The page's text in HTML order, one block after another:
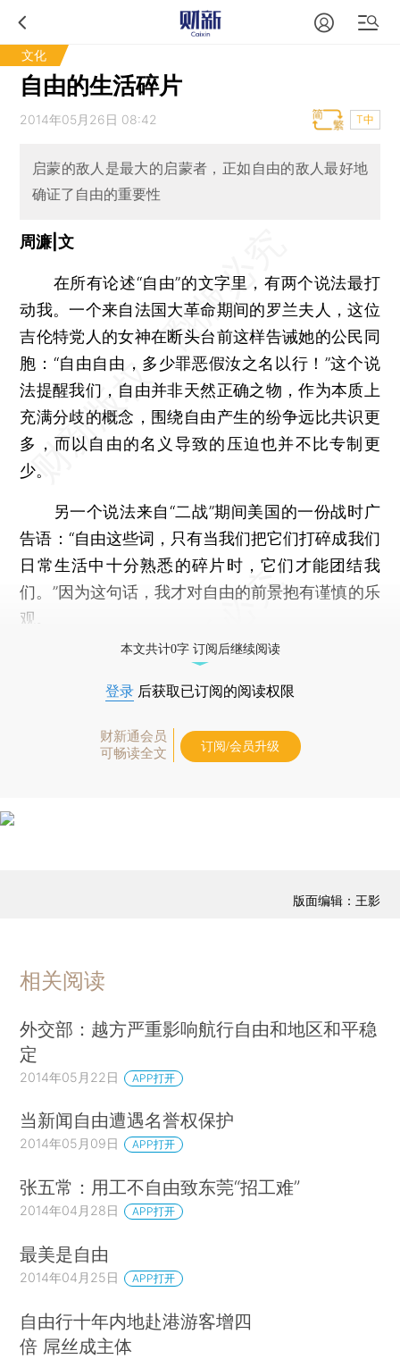
文化
自由的生活碎片
2014年05月26日 08:42 T中
启蒙的敌人是最大的启蒙者，正如自由的敌人最好地
确证了自由的重要性
周濂|文
在所有论述“自由”的文字里，有两个说法最打
动我。一个来自法国大革命期间的罗兰夫人，这位
吉伦特党人的女神在断头台前这样告诫她的公民同
胞：“自由自由，多少罪恶假汝之名以行！”这个说
法提醒我们，自由并非天然正确之物，作为本质上
充满分歧的概念，围绕自由产生的纷争远比共识更
多，而以自由的名义导致的压迫也并不比专制更
少。
另一个说法来自“二战”期间美国的一份战时广
告语：“自由这些词，只有当我们把它们打碎成我们
日常生活中十分熟悉的碎片时，它们才能团结我
们。”因为这句话，我才对自由的前景抱有谨慎的乐
观。
本文共计0字 订阅后继续阅读
登录 后获取已订阅的阅读权限
财新通会员
可畅读全文
订阅/会员升级
版面编辑：王影
相关阅读
外交部：越方严重影响航行自由和地区和平稳
定
2014年05月22日 APP打开
当新闻自由遭遇名誉权保护
2014年05月09日 APP打开
张五常：用工不自由致东莞“招工难”
2014年04月28日 APP打开
最美是自由
2014年04月25日 APP打开
自由行十年内地赴港游客增四
倍 屌丝成主体